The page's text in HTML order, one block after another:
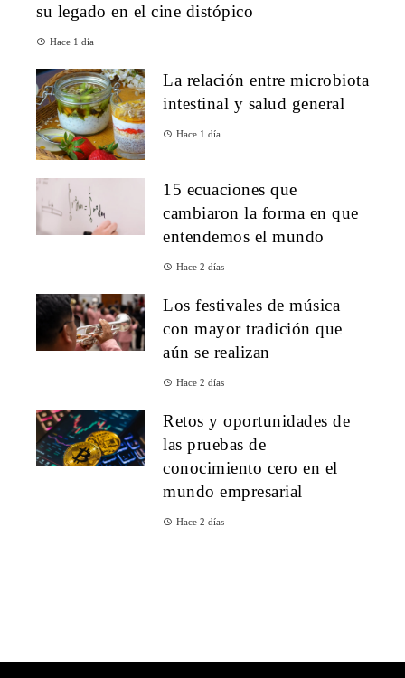
su legado en el cine distópico
Hace 1 día
La relación entre microbiota
intestinal y salud general
Hace 1 día
15 ecuaciones que
cambiaron la forma en que
entendemos el mundo
Hace 2 días
Los festivales de música
con mayor tradición que
aún se realizan
Hace 2 días
Retos y oportunidades de
las pruebas de
conocimiento cero en el
mundo empresarial
Hace 2 días